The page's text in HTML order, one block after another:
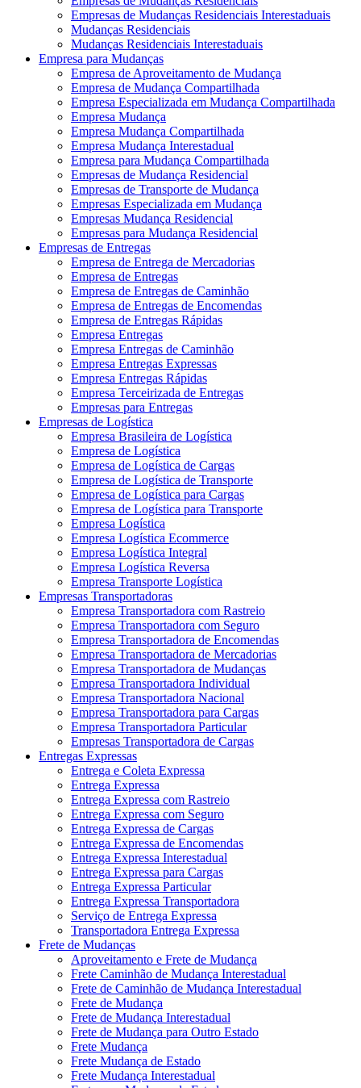
Empresas de Mudanças Residenciais Interestaduais
Mudanças Residenciais
Mudanças Residenciais Interestaduais
Empresa para Mudanças
Empresa de Aproveitamento de Mudança
Empresa de Mudança Compartilhada
Empresa Especializada em Mudança Compartilhada
Empresa Mudança
Empresa Mudança Compartilhada
Empresa Mudança Interestadual
Empresa para Mudança Compartilhada
Empresas de Mudança Residencial
Empresas de Transporte de Mudança
Empresas Especializada em Mudança
Empresas Mudança Residencial
Empresas para Mudança Residencial
Empresas de Entregas
Empresa de Entrega de Mercadorias
Empresa de Entregas
Empresa de Entregas de Caminhão
Empresa de Entregas de Encomendas
Empresa de Entregas Rápidas
Empresa Entregas
Empresa Entregas de Caminhão
Empresa Entregas Expressas
Empresa Entregas Rápidas
Empresa Terceirizada de Entregas
Empresas para Entregas
Empresas de Logística
Empresa Brasileira de Logística
Empresa de Logística
Empresa de Logística de Cargas
Empresa de Logística de Transporte
Empresa de Logística para Cargas
Empresa de Logística para Transporte
Empresa Logística
Empresa Logística Ecommerce
Empresa Logística Integral
Empresa Logística Reversa
Empresa Transporte Logística
Empresas Transportadoras
Empresa Transportadora com Rastreio
Empresa Transportadora com Seguro
Empresa Transportadora de Encomendas
Empresa Transportadora de Mercadorias
Empresa Transportadora de Mudanças
Empresa Transportadora Individual
Empresa Transportadora Nacional
Empresa Transportadora para Cargas
Empresa Transportadora Particular
Empresas Transportadora de Cargas
Entregas Expressas
Entrega e Coleta Expressa
Entrega Expressa
Entrega Expressa com Rastreio
Entrega Expressa com Seguro
Entrega Expressa de Cargas
Entrega Expressa de Encomendas
Entrega Expressa Interestadual
Entrega Expressa para Cargas
Entrega Expressa Particular
Entrega Expressa Transportadora
Serviço de Entrega Expressa
Transportadora Entrega Expressa
Frete de Mudanças
Aproveitamento e Frete de Mudança
Frete Caminhão de Mudança Interestadual
Frete de Caminhão de Mudança Interestadual
Frete de Mudança
Frete de Mudança Interestadual
Frete de Mudança para Outro Estado
Frete Mudança
Frete Mudança de Estado
Frete Mudança Interestadual